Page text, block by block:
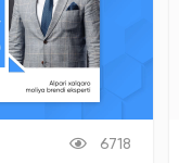
6718